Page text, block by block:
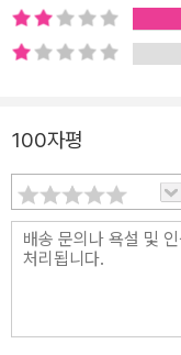
을 맞이하고 음식을 만
시절 이모가 타주던 부
아침 엄마가 정성스레
기억 등등……. 마치 동화
궤적마다 음식의 온기가 남아
니라 마음도 맛본다. 접
을 맛본다. 음식을 만드
라는 마음으로 만든 음
사랑이니 우리는 사랑
100자평